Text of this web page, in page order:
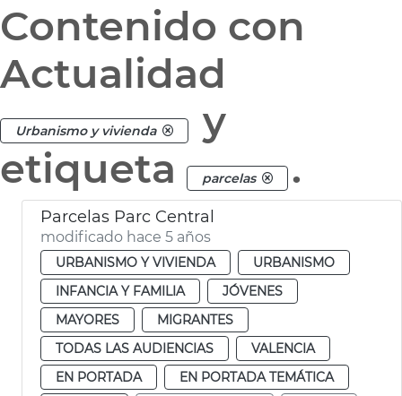
Contenido con
Actualidad
Urbanismo y vivienda
y
etiqueta
parcelas .
Parcelas Parc Central
modificado hace 5 años
URBANISMO Y VIVIENDA
URBANISMO
INFANCIA Y FAMILIA
JÓVENES
MAYORES
MIGRANTES
TODAS LAS AUDIENCIAS
VALENCIA
EN PORTADA
EN PORTADA TEMÁTICA